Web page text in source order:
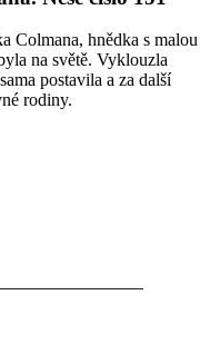
Colmana, hnědka s malou
na světě. Vyklouzla
postavila a za další
rodiny.